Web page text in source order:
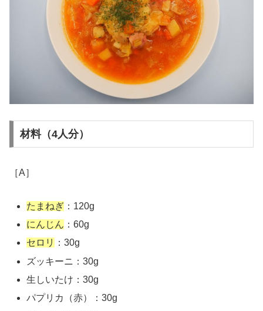
材料（4人分）
［A］
たまねぎ ：120g
にんじん ：60g
セロリ
：30g
ズッキーニ：30g
生しいたけ：30g
パプリカ（赤）：30g